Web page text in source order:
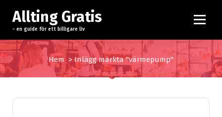
p
a
t
i
Allting Gratis
- en guide för ett billigare liv
Hem >Inlägg märkta "värmepump"